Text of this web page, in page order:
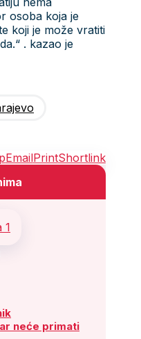
osoba koja je
koji je može vratiti
. kazao je
EmailPrintShortlink
neće primati